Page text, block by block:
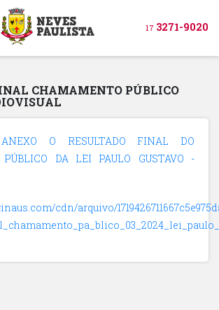
17 3271-9020
CHAMAMENTO PÚBLICO
O RESULTADO FINAL DO
PÚBLICO DA LEI PAULO GUSTAVO -
cdn/arquivo/